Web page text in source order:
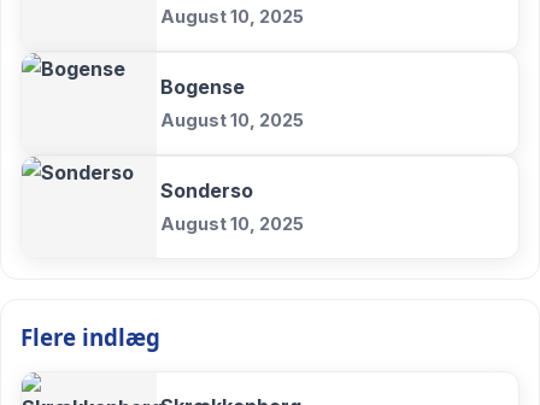
August 10, 2025
Bogense
August 10, 2025
Sonderso
August 10, 2025
Flere indlæg